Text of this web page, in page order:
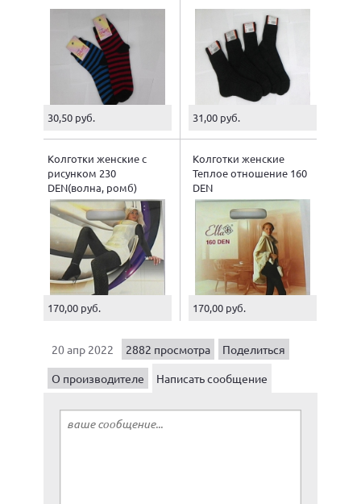
30,50 руб. 31,00 руб.
Колготки женские с
рисунком 230
DEN(волна, ромб)
170,00 руб.
Колготки женские
Теплое отношение 160
DEN
170,00 руб.
20 апр 2022 2882 просмотра
Поделиться
О производителе
Написать сообщение